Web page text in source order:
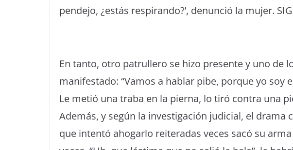
pendejo, ¿estás respirando?’, denunció la mujer.
En tanto, otro patrullero se hizo presente y uno de
manifestado: “Vamos a hablar pibe, porque yo soy
Le metió una traba en la pierna, lo tiró contra una
Además, y según la investigación judicial, el drama
que intentó ahogarlo reiteradas veces sacó su